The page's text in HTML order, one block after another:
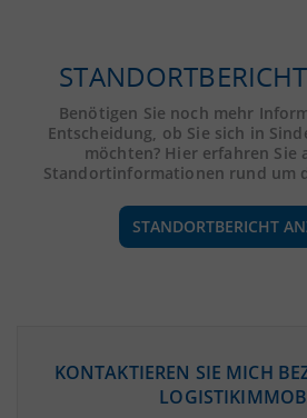
Benötigen Sie noch mehr
Entscheidung, ob Sie sich in
möchten? Hier erfahren Sie
Standortinformationen rund um
(STAND: 12/2019)
KONTAKTIEREN SIE MICH